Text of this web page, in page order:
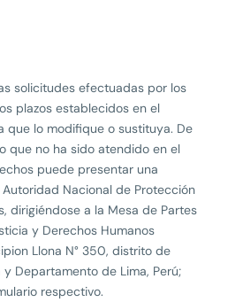
solicitudes efectuadas por los
plazos establecidos en el
que lo modifique o sustituya. De
que no ha sido atendido en el
puede presentar una
Nacional de Protección
dirigiéndose a la Mesa de Partes
y Derechos Humanos
Llona N° 350, distrito de
y Departamento de Lima, Perú;
respectivo.